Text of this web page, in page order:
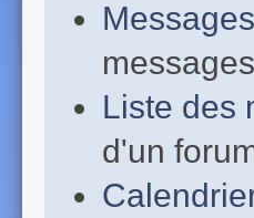
Liste des
d'un